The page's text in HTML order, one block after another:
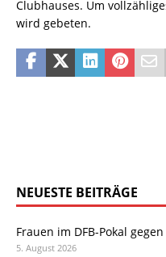
Clubhauses. Um
wird gebeten.
NEUESTE BEITRÄGE
Frauen im DFB-Pokal
5. August 2026